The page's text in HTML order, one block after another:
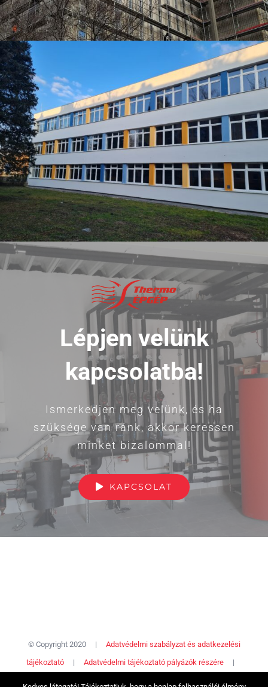
Lépjen velünk
kapcsolatba!
Ismerkedjen meg velünk, és ha
szüksége van ránk, akkor keressen
minket bizalommal!
KAPCSOLAT
© Copyright 2020 | Adatvédelmi szabályzat és adatkezelési
tájékoztató | Adatvédelmi tájékoztató pályázók részére |